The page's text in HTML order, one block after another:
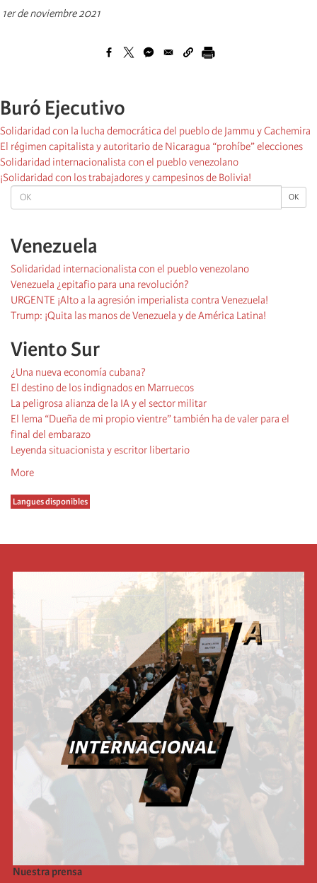
OK OK
Venezuela
Solidaridad internacionalista con el pueblo venezolano
Venezuela ¿epitafio para una revolución?
URGENTE ¡Alto a la agresión imperialista contra Venezuela!
Trump: ¡Quita las manos de Venezuela y de América Latina!
Viento Sur
¿Una nueva economía cubana?
El destino de los indignados en Marruecos
La peligrosa alianza de la IA y el sector militar
El lema “Dueña de mi propio vientre” también ha de valer para el
final del embarazo
Leyenda situacionista y escritor libertario
More
Langues disponibles
1er de noviembre 2021
Buró Ejecutivo
Solidaridad con la lucha democrática del pueblo de Jammu y Cachemira
El régimen capitalista y autoritario de Nicaragua “prohíbe” elecciones
Solidaridad internacionalista con el pueblo venezolano
¡Solidaridad con los trabajadores y campesinos de Bolivia!
Nuestra prensa